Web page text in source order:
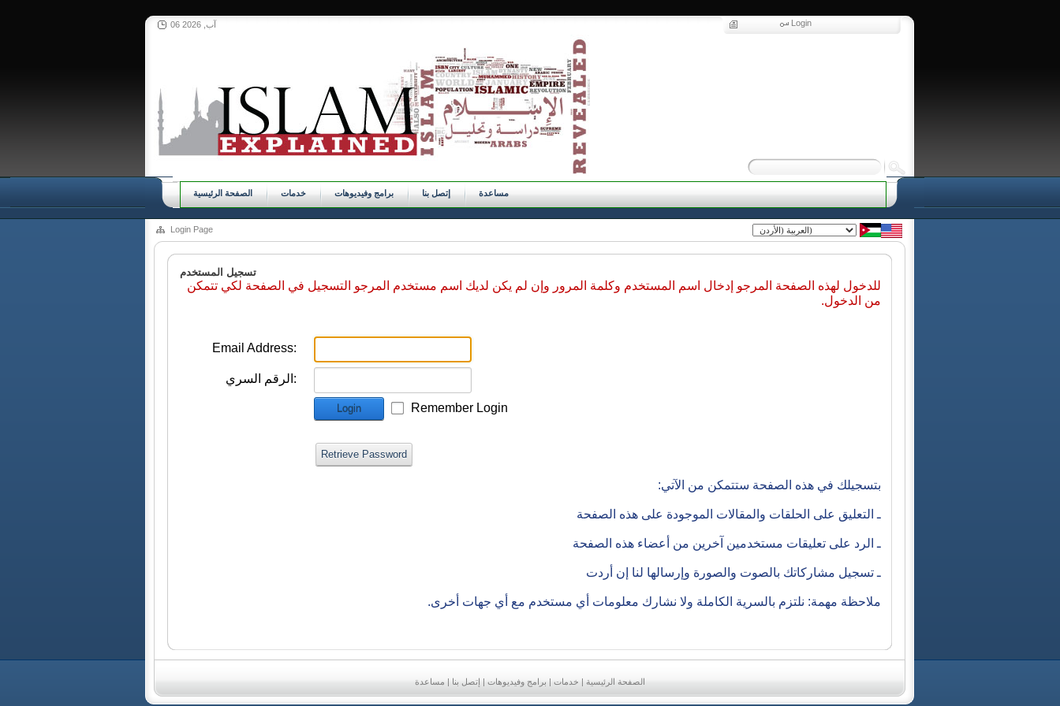
06 آب, 2026 Login
الصفحة الرئيسية خدمات برامج وفيديوهات إتصل بنا مساعدة
Login Page
تسجيل المستخدم
للدخول لهذه الصفحة المرجو إدخال اسم المستخدم وكلمة المرور وإن لم يكن لديك اسم مستخدم المرجو التسجيل في الصفحة لكي تتمكن
من الدخول.
Email Address:
الرقم السري:
Login Remember Login
Retrieve Password
بتسجيلك في هذه الصفحة ستتمكن من الآتي:
ـ التعليق على الحلقات والمقالات الموجودة على هذه الصفحة
ـ الرد على تعليقات مستخدمين آخرين من أعضاء هذه الصفحة
ـ تسجيل مشاركاتك بالصوت والصورة وإرسالها لنا إن أردت
ملاحظة مهمة: نلتزم بالسرية الكاملة ولا نشارك معلومات أي مستخدم مع أي جهات أخرى.
الصفحة الرئيسية | خدمات |برامج وفيديوهات | إتصل بنا | مساعدة